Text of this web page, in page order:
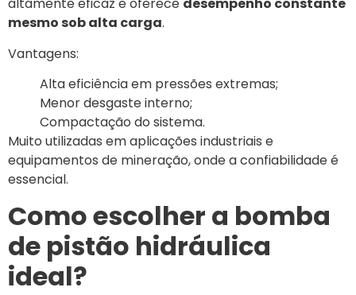
altamente eficaz e oferece desempenho constante
mesmo sob alta carga.
Vantagens:
Alta eficiência em pressões extremas;
Menor desgaste interno;
Compactação do sistema.
Muito utilizadas em aplicações industriais e
equipamentos de mineração, onde a confiabilidade é
essencial.
Como escolher a bomba
de pistão hidráulica
ideal?